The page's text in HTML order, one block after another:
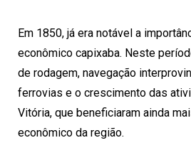
Em 1850, já era notável a
econômico capixaba. Neste
de rodagem, navegação
ferrovias e o crescimento das
Vitória, que beneficiaram ainda
econômico da região.